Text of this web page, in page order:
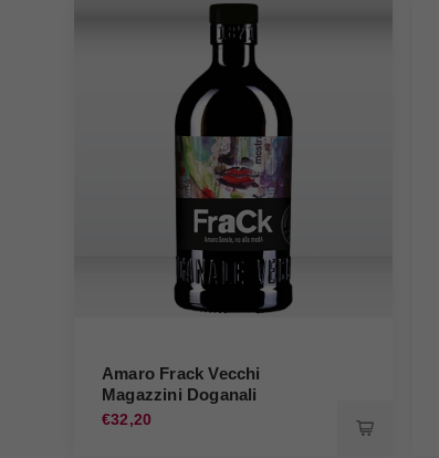
Amaro Frack Vecchi
Magazzini Doganali
€32,20